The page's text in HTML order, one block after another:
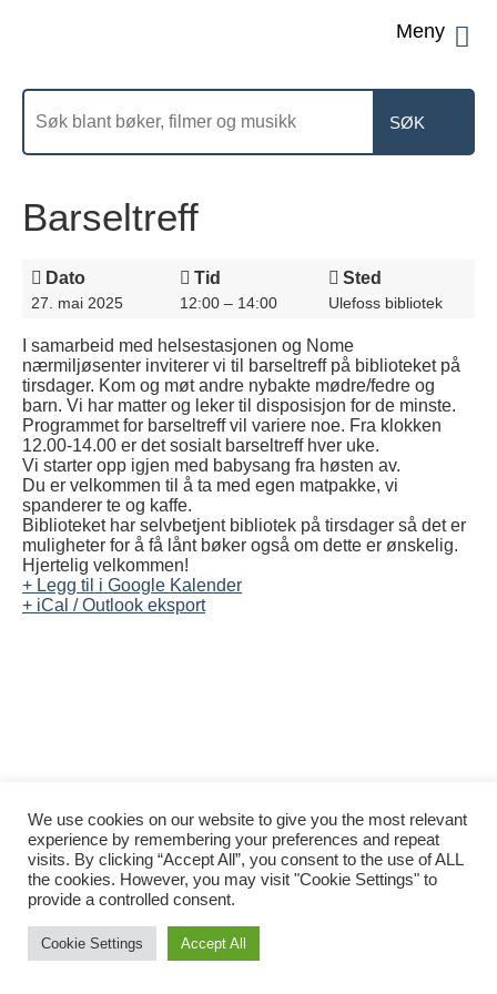
Barseltreff
Dato
27. mai 2025
Tid
12:00 – 14:00
Sted
Ulefoss bibliotek
I samarbeid med helsestasjonen og Nome
nærmiljøsenter inviterer vi til barseltreff på biblioteket på
tirsdager. Kom og møt andre nybakte mødre/fedre og
barn. Vi har matter og leker til disposisjon for de minste.
Programmet for barseltreff vil variere noe. Fra klokken
12.00-14.00 er det sosialt barseltreff hver uke.
Vi starter opp igjen med babysang fra høsten av.
Du er velkommen til å ta med egen matpakke, vi
spanderer te og kaffe.
Biblioteket har selvbetjent bibliotek på tirsdager så det er
muligheter for å få lånt bøker også om dette er ønskelig.
Hjertelig velkommen!
+ Legg til i Google Kalender
+ iCal / Outlook eksport
Tilgjengelighetserklæring
Nettsidene er utviklet av
We use cookies on our website to give you the most relevant
experience by remembering your preferences and repeat
visits. By clicking “Accept All”, you consent to the use of ALL
the cookies. However, you may visit "Cookie Settings" to
provide a controlled consent.
Cookie Settings Accept All